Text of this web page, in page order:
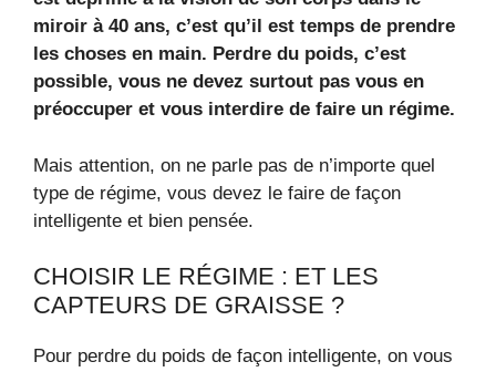
miroir à 40 ans, c’est qu’il est temps de prendre
les choses en main. Perdre du poids, c’est
possible, vous ne devez surtout pas vous en
préoccuper et vous interdire de faire un régime.
Mais attention, on ne parle pas de n’importe quel
type de régime, vous devez le faire de façon
intelligente et bien pensée.
CHOISIR LE RÉGIME : ET LES
CAPTEURS DE GRAISSE ?
Pour perdre du poids de façon intelligente, on vous